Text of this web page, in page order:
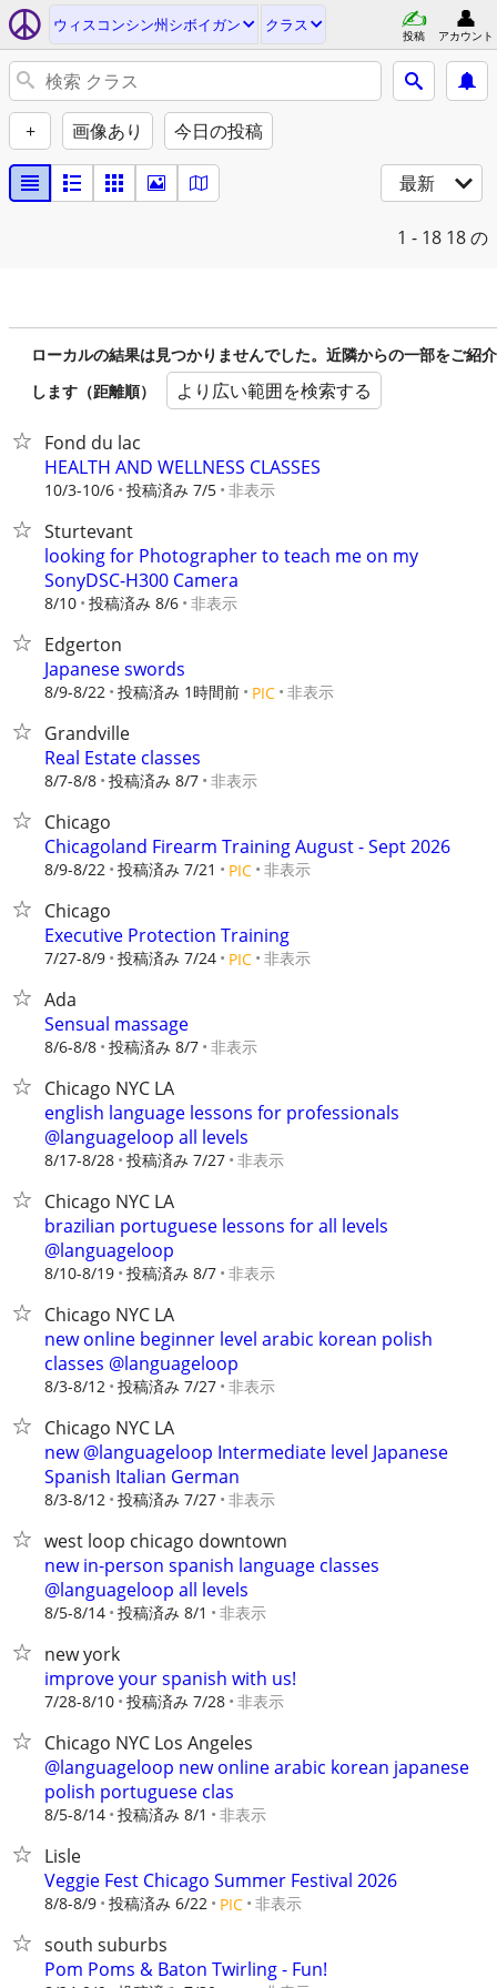
ウィスコンシン州シボイガン クラス
投稿 アカウント
+ 画像あり 今日の投稿
最新
1 - 18 18 の
ローカルの結果は見つかりませんでした。近隣からの一部をご紹介
します（距離順）
より広い範囲を検索する
Fond du lac
HEALTH AND WELLNESS CLASSES
10/3-10/6 投稿済み 7/5 非表示
Sturtevant
looking for Photographer to teach me on my
SonyDSC-H300 Camera
8/10 投稿済み 8/6 非表示
Edgerton
Japanese swords
8/9-8/22 投稿済み 1時間前 PIC 非表示
Grandville
Real Estate classes
8/7-8/8 投稿済み 8/7 非表示
Chicago
Chicagoland Firearm Training August - Sept 2026
8/9-8/22 投稿済み 7/21 PIC 非表示
Chicago
Executive Protection Training
7/27-8/9 投稿済み 7/24 PIC 非表示
Ada
Sensual massage
8/6-8/8 投稿済み 8/7 非表示
Chicago NYC LA
english language lessons for professionals
@languageloop all levels
8/17-8/28 投稿済み 7/27 非表示
Chicago NYC LA
brazilian portuguese lessons for all levels
@languageloop
8/10-8/19 投稿済み 8/7 非表示
Chicago NYC LA
new online beginner level arabic korean polish
classes @languageloop
8/3-8/12 投稿済み 7/27 非表示
Chicago NYC LA
new @languageloop Intermediate level Japanese
Spanish Italian German
8/3-8/12 投稿済み 7/27 非表示
west loop chicago downtown
new in-person spanish language classes
@languageloop all levels
8/5-8/14 投稿済み 8/1 非表示
new york
improve your spanish with us!
7/28-8/10 投稿済み 7/28 非表示
Chicago NYC Los Angeles
@languageloop new online arabic korean japanese
polish portuguese clas
8/5-8/14 投稿済み 8/1 非表示
Lisle
Veggie Fest Chicago Summer Festival 2026
8/8-8/9 投稿済み 6/22 PIC 非表示
south suburbs
Pom Poms & Baton Twirling - Fun!